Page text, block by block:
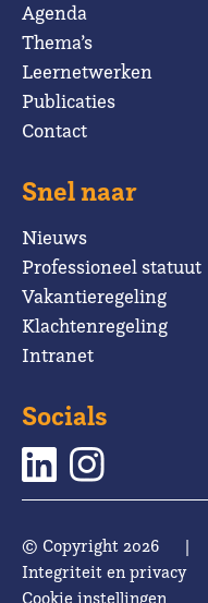
Agenda
Thema’s
Leernetwerken
Publicaties
Contact
Snel naar
Nieuws
Professioneel statuut
Vakantieregeling
Klachtenregeling
Intranet
Socials
© Copyright 2026 |
Integriteit en privacy
Cookie instellingen